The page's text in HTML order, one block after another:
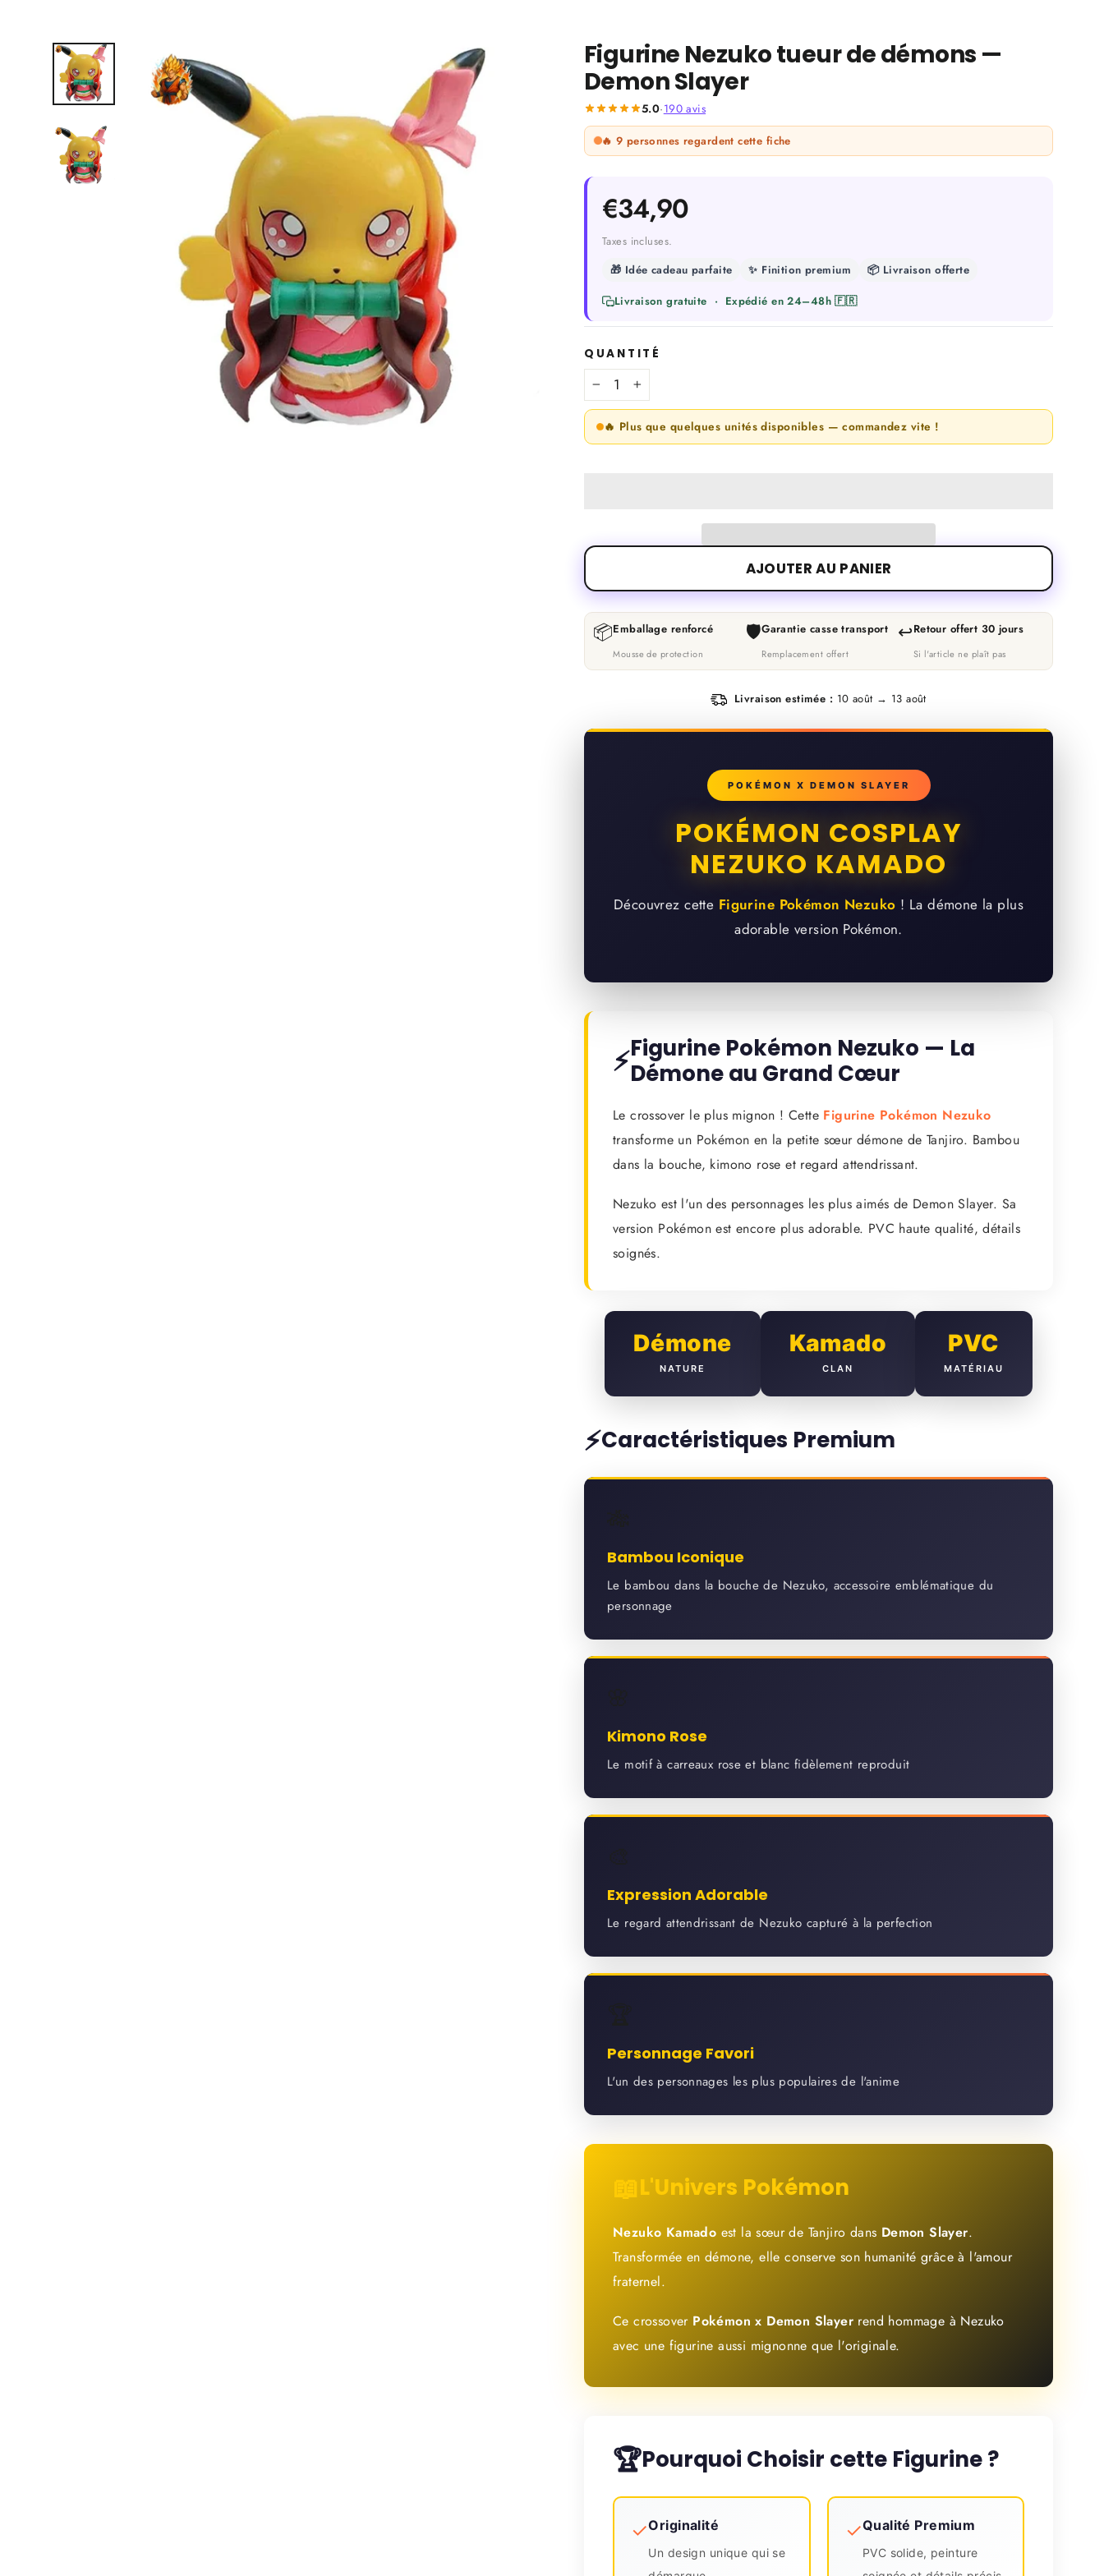
Figurine Nezuko tueur de démons —
Demon Slayer
5.0·190 avis
🔥 9 personnes regardent cette fiche
Prix
régulier
€34,90
Taxes incluses.
🎁 Idée cadeau parfaite
✨ Finition premium 📦 Livraison offerte
Livraison gratuite · Expédié en 24–48h 🇫🇷
QUANTITÉ
− +
🔥 Plus que quelques unités disponibles — commandez vite !
AJOUTER AU PANIER
📦Emballage renforcé
Mousse de protection
🛡️Garantie casse transport
Remplacement offert
↩️Retour offert 30 jours
Si l'article ne plaît pas
Livraison estimée : 10 août → 13 août
POKÉMON X DEMON SLAYER
POKÉMON COSPLAY
NEZUKO KAMADO
Découvrez cette Figurine Pokémon Nezuko ! La démone la plus
adorable version Pokémon.
⚡Figurine Pokémon Nezuko — La
Démone au Grand Cœur
Le crossover le plus mignon ! Cette Figurine Pokémon Nezuko
transforme un Pokémon en la petite sœur démone de Tanjiro. Bambou
dans la bouche, kimono rose et regard attendrissant.
Nezuko est l'un des personnages les plus aimés de Demon Slayer. Sa
version Pokémon est encore plus adorable. PVC haute qualité, détails
soignés.
Démone
NATURE
Kamado
CLAN
PVC
MATÉRIAU
⚡Caractéristiques Premium
Bambou Iconique
Le bambou dans la bouche de Nezuko, accessoire emblématique du
personnage
Kimono Rose
Le motif à carreaux rose et blanc fidèlement reproduit
Expression Adorable
Le regard attendrissant de Nezuko capturé à la perfection
Personnage Favori
L'un des personnages les plus populaires de l'anime
📖L'Univers Pokémon
Nezuko Kamado est la sœur de Tanjiro dans Demon Slayer.
Transformée en démone, elle conserve son humanité grâce à l'amour
fraternel.
Ce crossover Pokémon x Demon Slayer rend hommage à Nezuko
avec une figurine aussi mignonne que l'originale.
🏆Pourquoi Choisir cette Figurine ?
✓Originalité
Un design unique qui se
✓Qualité Premium
PVC solide, peinture